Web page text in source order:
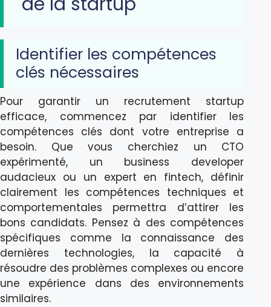
Identifier les compétences
clés nécessaires
Pour garantir un recrutement startup
efficace, commencez par identifier les
compétences clés dont votre entreprise a
besoin. Que vous cherchiez un CTO
expérimenté, un business developer
audacieux ou un expert en fintech, définir
clairement les compétences techniques et
comportementales permettra d’attirer les
bons candidats. Pensez à des compétences
spécifiques comme la connaissance des
dernières technologies, la capacité à
résoudre des problèmes complexes ou encore
une expérience dans des environnements
similaires.